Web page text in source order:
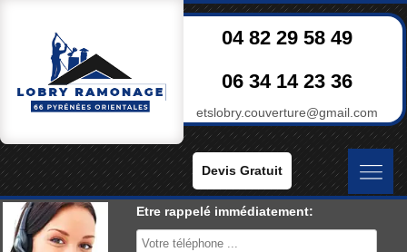
04 82 29 58 49
06 34 14 23 36
etslobry.couverture@gmail.com
Devis Gratuit
Etre rappelé immédiatement: